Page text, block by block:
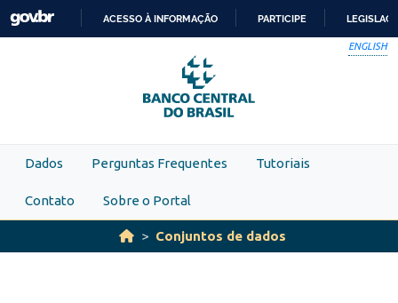
Skip to main content
PARA
O
CONTEÚDO
ACESSO À INFORMAÇÃO PARTICIPE
ENGLISH
Dados Perguntas Frequentes Tutoriais
Contato Sobre o Portal
Conjuntos de dados